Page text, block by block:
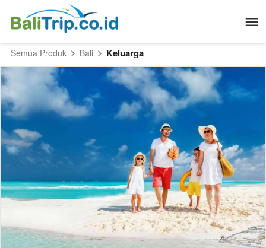
Semua Produk Bali Keluarga